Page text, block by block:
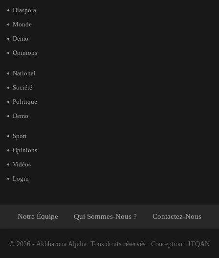
Diaspora
Monde
Demo
Opinions
National
Société
Politique
Demo
Sport
Opinions
Vidéos
Login
Notre Équipe Qui Sommes-Nous ? Contactez-Nous
© 2026 - Akhbarona Aljalia. Tous droits réservés . Conception : ITQAN